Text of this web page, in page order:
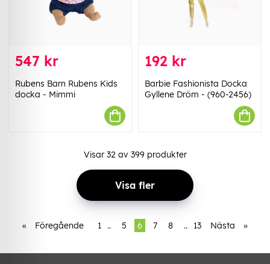
547 kr
Rubens Barn Rubens Kids
docka - Mimmi
192 kr
Barbie Fashionista Docka
Gyllene Dröm - (960-2456)
Visar 32av 399produkter
Visa fler
« Föregående 1 .. 5 6 7 8 .. 13 Nästa »